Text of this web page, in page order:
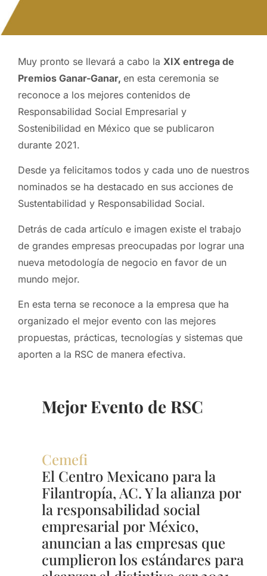
Muy pronto se llevará a cabo la XIX entrega de
Premios Ganar-Ganar, en esta ceremonia se
reconoce a los mejores contenidos de
Responsabilidad Social Empresarial y
Sostenibilidad en México que se publicaron
durante 2021.
Desde ya felicitamos todos y cada uno de nuestros
nominados se ha destacado en sus acciones de
Sustentabilidad y Responsabilidad Social.
Detrás de cada artículo e imagen existe el trabajo
de grandes empresas preocupadas por lograr una
nueva metodología de negocio en favor de un
mundo mejor.
En esta terna se reconoce a la empresa que ha
organizado el mejor evento con las mejores
propuestas, prácticas, tecnologías y sistemas que
aporten a la RSC de manera efectiva.
Mejor Evento de RSC
Cemefi
El Centro Mexicano para la
Filantropía, AC. Y la alianza por
la responsabilidad social
empresarial por México,
anuncian a las empresas que
cumplieron los estándares para